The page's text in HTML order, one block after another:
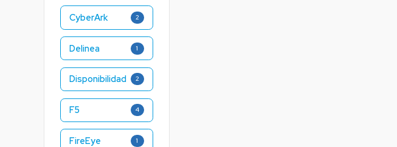
CyberArk 2
Delinea 1
Disponibilidad 2
F5 4
FireEye 1